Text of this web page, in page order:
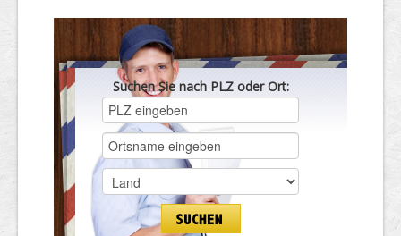
Suchen Sie nach PLZ oder Ort: